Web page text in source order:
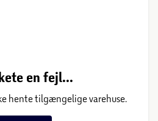
en fejl...
hente tilgængelige varehuse.